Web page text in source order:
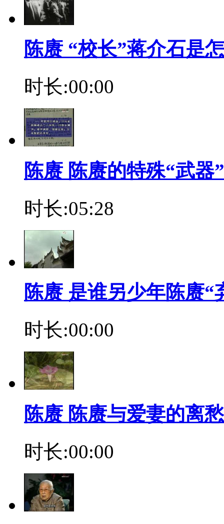
陈赓 “校长”蒋介石是
时长:00:00
陈赓 陈赓的特殊“武
时长:05:28
陈赓 是谁另少年陈赓“
时长:00:00
陈赓 陈赓与爱妻的离
时长:00:00